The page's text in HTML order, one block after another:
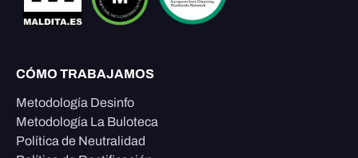
CÓMO TRABAJAMOS
Metodología Desinfo
Metodología La Buloteca
Política de Neutralidad